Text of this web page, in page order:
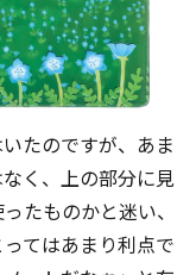
たのですが、あま
く、上の部分に見
たものかと迷い、
てはあまり利点で